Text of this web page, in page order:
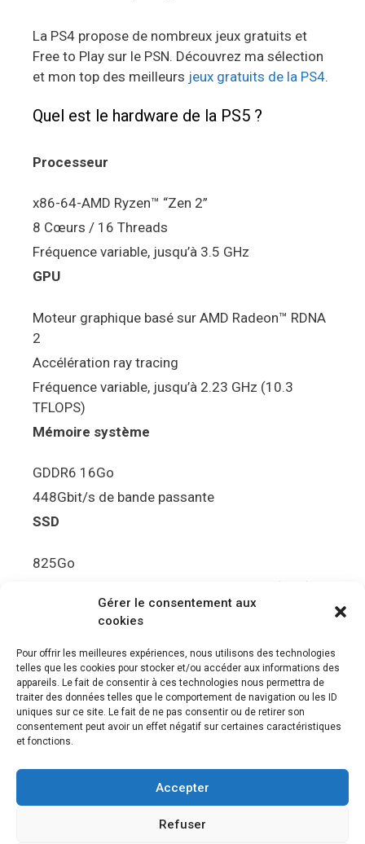
Gérer le consentement aux
cookies
Pour offrir les meilleures expériences, nous utilisons des technologies
telles que les cookies pour stocker et/ou accéder aux informations des
appareils. Le fait de consentir à ces technologies nous permettra de
traiter des données telles que le comportement de navigation ou les ID
uniques sur ce site. Le fait de ne pas consentir ou de retirer son
consentement peut avoir un effet négatif sur certaines caractéristiques
et fonctions.
Accepter
Refuser
La PS4 propose de nombreux jeux gratuits et
Free to Play sur le PSN. Découvrez ma sélection
et mon top des meilleurs jeux gratuits de la PS4.
Quel est le hardware de la PS5 ?
Processeur
x86-64-AMD Ryzen™ “Zen 2”
8 Cœurs / 16 Threads
Fréquence variable, jusqu’à 3.5 GHz
GPU
Moteur graphique basé sur AMD Radeon™ RDNA
2
Accélération ray tracing
Fréquence variable, jusqu’à 2.23 GHz (10.3
TFLOPS)
Mémoire système
GDDR6 16Go
448Gbit/s de bande passante
SSD
825Go
5.5Gbit/s de bande passante en lecture (Brut)
Disque de jeu PS5
Ultra HD Blu-ray™, jusqu’à 100Go/disque
Sortie vidéo
Compatibilité avec les téléviseurs 4K 120Hz et
8K, VRR (spécification HDMI v. 2.1)
“Tempest” 3D AudioTec